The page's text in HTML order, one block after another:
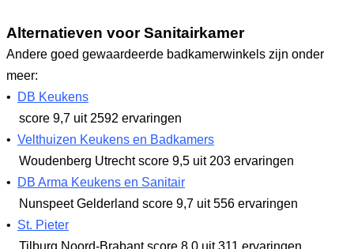
Alternatieven voor Sanitairkamer
Andere goed gewaardeerde badkamerwinkels zijn onder
meer:
•
DB Keukens
score 9,7 uit 2592 ervaringen
• Velthuizen Keukens en Badkamers
Woudenberg Utrechtscore 9,5 uit 203 ervaringen
•
DB Arma Keukens en Sanitair
Nunspeet Gelderland score 9,7 uit 556 ervaringen
• St. Pieter
Tilburg Noord-Brabantscore 8,0 uit 311 ervaringen